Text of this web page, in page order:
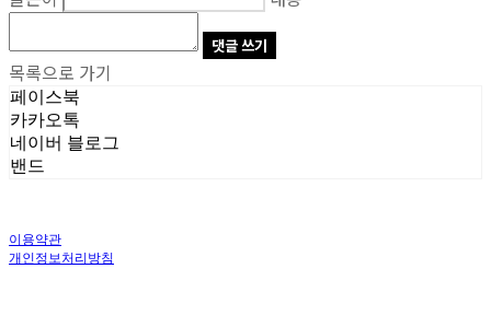
댓글 쓰기
목록으로 가기
페이스북
카카오톡
네이버 블로그
밴드
이용약관
개인정보처리방침